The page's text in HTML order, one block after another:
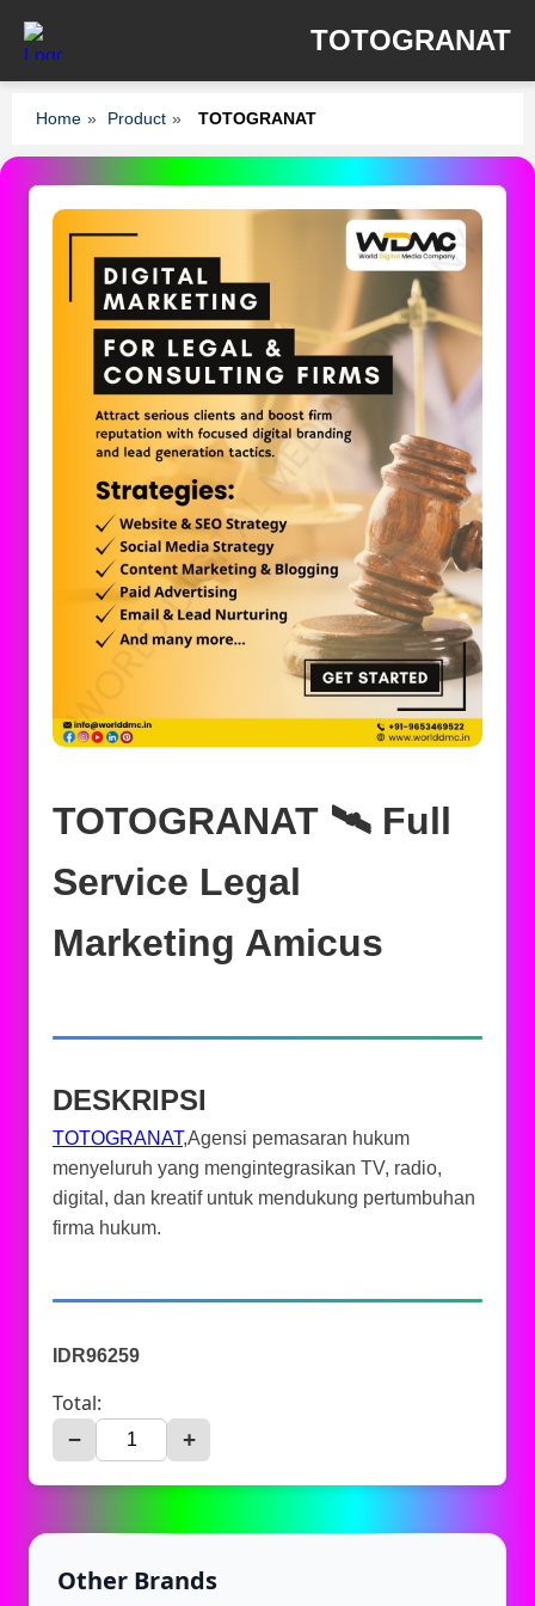
TOTOGRANAT
Home » Product » TOTOGRANAT
TOTOGRANAT 🛰️‍ Full
Service Legal
Marketing Amicus
DESKRIPSI
TOTOGRANAT,Agensi pemasaran hukum
menyeluruh yang mengintegrasikan TV, radio,
digital, dan kreatif untuk mendukung pertumbuhan
firma hukum.
IDR96259
Total:
− +
Other Brands